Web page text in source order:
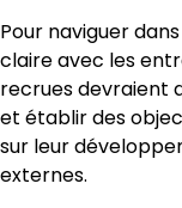
Pour naviguer
claire avec les
recrues devraient
et établir des
sur leur
externes.